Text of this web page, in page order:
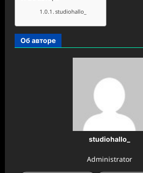
studiohallo_
Об авторе
studiohallo_
Administrator